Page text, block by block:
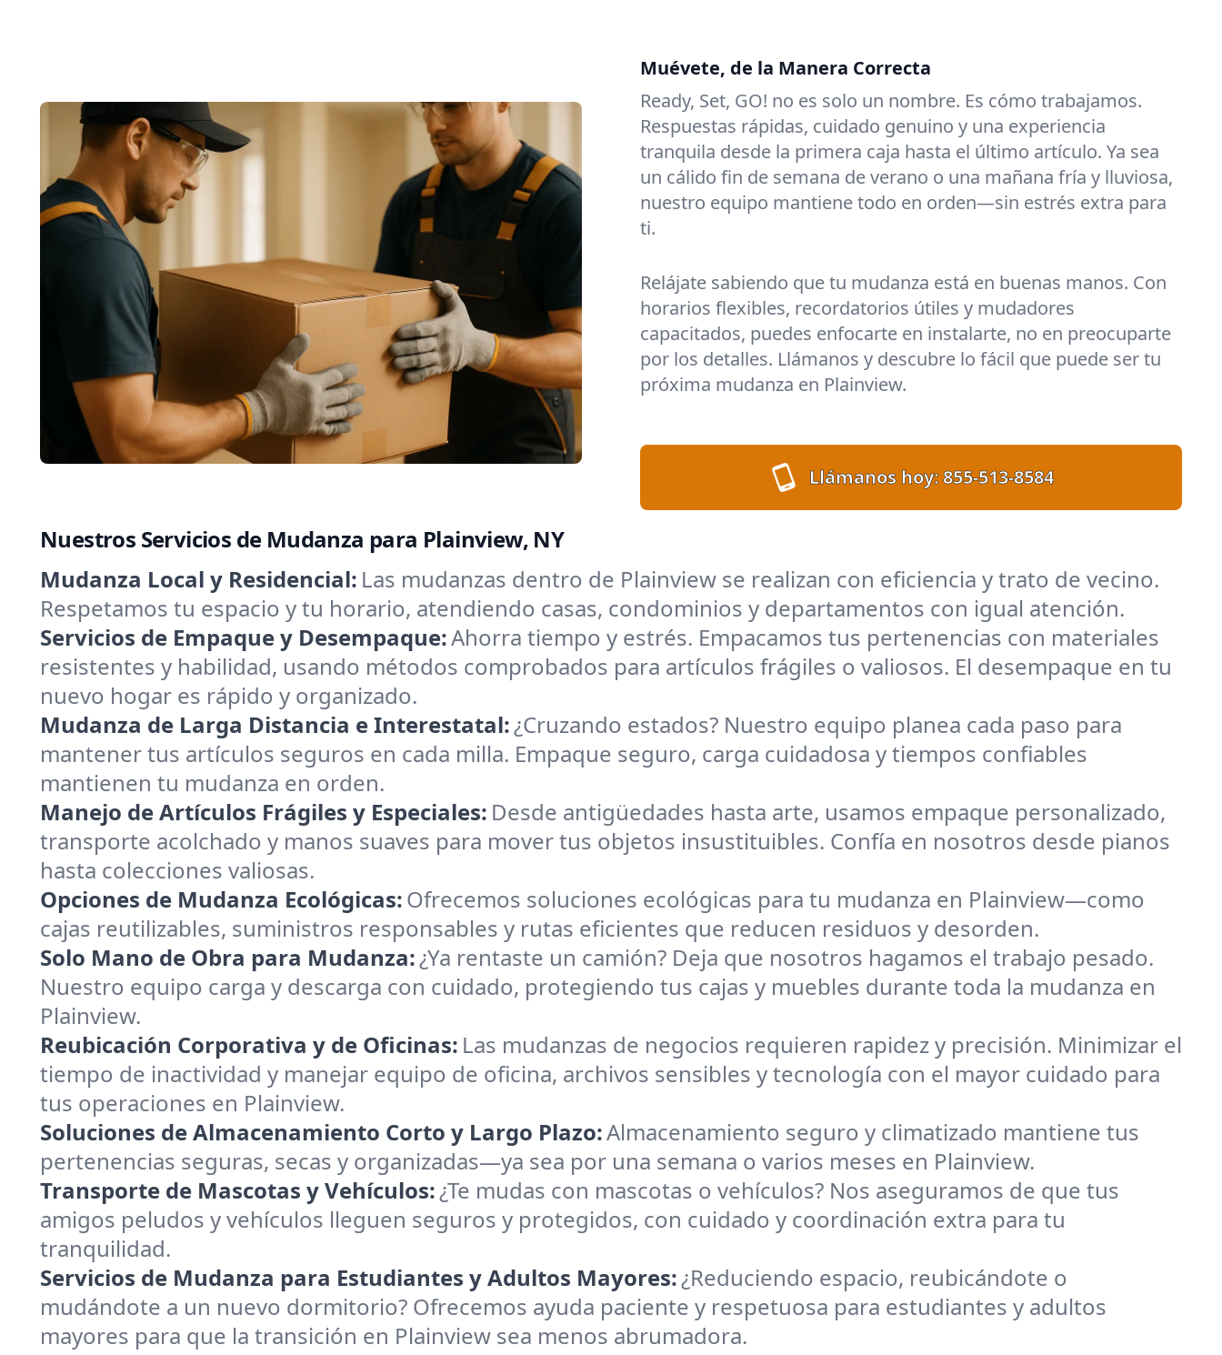
Muévete, de la Manera Correcta
Ready, Set, GO! no es solo un nombre. Es cómo trabajamos.
Respuestas rápidas, cuidado genuino y una experiencia
tranquila desde la primera caja hasta el último artículo. Ya sea
un cálido fin de semana de verano o una mañana fría y lluviosa,
nuestro equipo mantiene todo en orden—sin estrés extra para
ti.
Relájate sabiendo que tu mudanza está en buenas manos. Con
horarios flexibles, recordatorios útiles y mudadores
capacitados, puedes enfocarte en instalarte, no en preocuparte
por los detalles. Llámanos y descubre lo fácil que puede ser tu
próxima mudanza en Plainview.
Llámanos hoy:855-513-8584
Nuestros Servicios de Mudanza para Plainview, NY
Mudanza Local y Residencial: Las mudanzas dentro de Plainview se realizan con eficiencia y trato de vecino.
Respetamos tu espacio y tu horario, atendiendo casas, condominios y departamentos con igual atención.
Servicios de Empaque y Desempaque:Ahorra tiempo y estrés. Empacamos tus pertenencias con materiales
resistentes y habilidad, usando métodos comprobados para artículos frágiles o valiosos. El desempaque en tu
nuevo hogar es rápido y organizado.
Mudanza de Larga Distancia e Interestatal:¿Cruzando estados? Nuestro equipo planea cada paso para
mantener tus artículos seguros en cada milla. Empaque seguro, carga cuidadosa y tiempos confiables
mantienen tu mudanza en orden.
Manejo de Artículos Frágiles y Especiales: Desde antigüedades hasta arte, usamos empaque personalizado,
transporte acolchado y manos suaves para mover tus objetos insustituibles. Confía en nosotros desde pianos
hasta colecciones valiosas.
Opciones de Mudanza Ecológicas:Ofrecemos soluciones ecológicas para tu mudanza en Plainview—como
cajas reutilizables, suministros responsables y rutas eficientes que reducen residuos y desorden.
Solo Mano de Obra para Mudanza:¿Ya rentaste un camión? Deja que nosotros hagamos el trabajo pesado.
Nuestro equipo carga y descarga con cuidado, protegiendo tus cajas y muebles durante toda la mudanza en
Plainview.
Reubicación Corporativa y de Oficinas: Las mudanzas de negocios requieren rapidez y precisión. Minimizar el
tiempo de inactividad y manejar equipo de oficina, archivos sensibles y tecnología con el mayor cuidado para
tus operaciones en Plainview.
Soluciones de Almacenamiento Corto y Largo Plazo:Almacenamiento seguro y climatizado mantiene tus
pertenencias seguras, secas y organizadas—ya sea por una semana o varios meses en Plainview.
Transporte de Mascotas y Vehículos:¿Te mudas con mascotas o vehículos? Nos aseguramos de que tus
amigos peludos y vehículos lleguen seguros y protegidos, con cuidado y coordinación extra para tu
tranquilidad.
Servicios de Mudanza para Estudiantes y Adultos Mayores:¿Reduciendo espacio, reubicándote o
mudándote a un nuevo dormitorio? Ofrecemos ayuda paciente y respetuosa para estudiantes y adultos
mayores para que la transición en Plainview sea menos abrumadora.